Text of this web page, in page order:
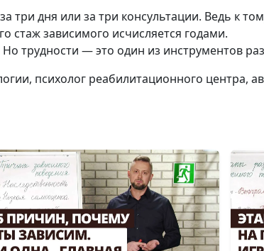
семье
Победи
найти смысл
зависимость!
Постановка и
достижение
Победи
три дня или за три консультации. Ведь к
стаж зависимого исчисляется годами.
трудности — это один из инструментов
психолог реабилитационного центра,